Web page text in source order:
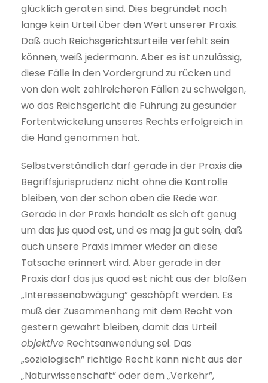
glücklich geraten sind. Dies begründet noch
lange kein Urteil über den Wert unserer Praxis.
Daß auch Reichsgerichtsurteile verfehlt sein
können, weiß jedermann. Aber es ist unzulässig,
diese Fälle in den Vordergrund zu rücken und
von den weit zahlreicheren Fällen zu schweigen,
wo das Reichsgericht die Führung zu gesunder
Fortentwickelung unseres Rechts erfolgreich in
die Hand genommen hat.
Selbstverständlich darf gerade in der Praxis die
Begriffsjurisprudenz nicht ohne die Kontrolle
bleiben, von der schon oben die Rede war.
Gerade in der Praxis handelt es sich oft genug
um das jus quod est, und es mag ja gut sein, daß
auch unsere Praxis immer wieder an diese
Tatsache erinnert wird. Aber gerade in der
Praxis darf das jus quod est nicht aus der bloßen
„Interessenabwägung” geschöpft werden. Es
muß der Zusammenhang mit dem Recht von
gestern gewahrt bleiben, damit das Urteil
objektive Rechtsanwendung sei. Das
„soziologisch” richtige Recht kann nicht aus der
„Naturwissenschaft” oder dem „Verkehr”,